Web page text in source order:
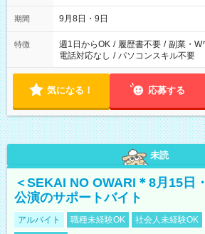
時間は変更となる可能性があります
期間 9月8日・9日
特徴 週1日からOK / 履歴書不要 / 副業・W
電話対応なし / パソコンスキル不要
気になる！ 応募する
未読
＜SEKAI NO OWARI＊8月15日
公演のサポートバイト
アルバイト 職種未経験OK 社会人未経験OK